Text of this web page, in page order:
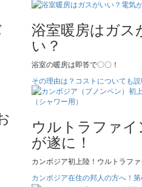
浴室暖房はガス
い？
浴室の暖房は即答で〇〇！
その理由は？コストについても説
ウルトラファ
が遂に！
カンボジア初上陸！ウルトラフ
カンボジア在住の邦人の方へ！